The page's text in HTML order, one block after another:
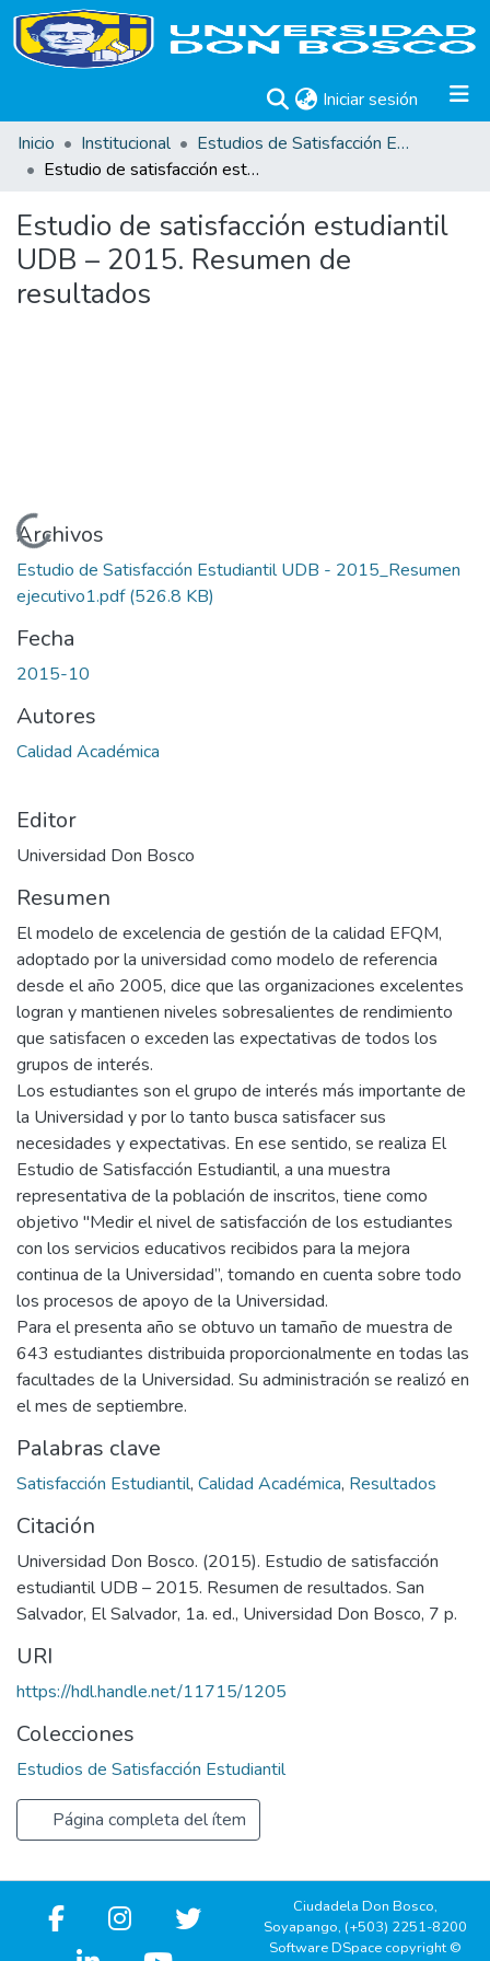
Iniciar sesión (current)
Inicio
Institucional
Estudios de Satisfacción Estudiantil
Estudio de satisfacción estudiantil UDB – 2015. Resumen de resultados
Estudio de satisfacción estudiantil
UDB – 2015. Resumen de
resultados
Cargando...
Archivos
Estudio de Satisfacción Estudiantil UDB - 2015_Resumen
ejecutivo1.pdf(526.8 KB)
Fecha
2015-10
Autores
Calidad Académica
Editor
Universidad Don Bosco
Resumen
El modelo de excelencia de gestión de la calidad EFQM,
adoptado por la universidad como modelo de referencia
desde el año 2005, dice que las organizaciones excelentes
logran y mantienen niveles sobresalientes de rendimiento
que satisfacen o exceden las expectativas de todos los
grupos de interés.
Los estudiantes son el grupo de interés más importante de
la Universidad y por lo tanto busca satisfacer sus
necesidades y expectativas. En ese sentido, se realiza El
Estudio de Satisfacción Estudiantil, a una muestra
representativa de la población de inscritos, tiene como
objetivo "Medir el nivel de satisfacción de los estudiantes
con los servicios educativos recibidos para la mejora
continua de la Universidad”, tomando en cuenta sobre todo
los procesos de apoyo de la Universidad.
Para el presenta año se obtuvo un tamaño de muestra de
643 estudiantes distribuida proporcionalmente en todas las
facultades de la Universidad. Su administración se realizó en
el mes de septiembre.
Palabras clave
Satisfacción Estudiantil, Calidad Académica, Resultados
Citación
Universidad Don Bosco. (2015). Estudio de satisfacción
estudiantil UDB – 2015. Resumen de resultados. San
Salvador, El Salvador, 1a. ed., Universidad Don Bosco, 7 p.
URI
https://hdl.handle.net/11715/1205
Colecciones
Estudios de Satisfacción Estudiantil
Página completa del ítem
Ciudadela Don Bosco,
Soyapango, (+503) 2251-8200
Software DSpace copyright ©